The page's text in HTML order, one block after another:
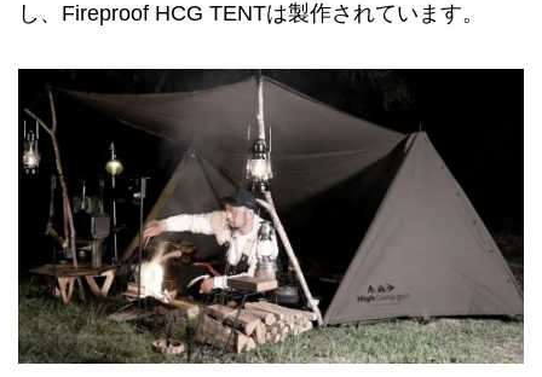
し、Fireproof HCG TENTは製作されています。